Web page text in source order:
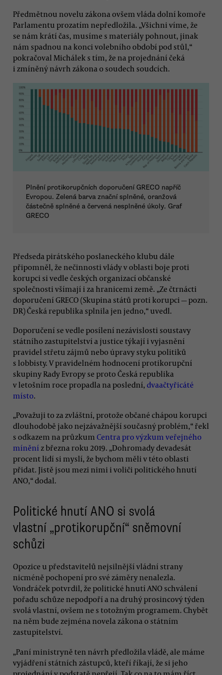
Předmětnou novelu zákona ovšem vláda dolní komoře
Parlamentu prozatím nepředložila. „Všichni víme, že
se nám krátí čas, musíme s materiály pohnout, jinak
nám spadnou na konci volebního období pod stůl,“
pokračoval Michálek s tím, že na projednání čeká
i zmíněný návrh zákona o soudech soudcích.
Plnění protikorupčních doporučení GRECO napříč
Evropou. Zelená barva znační splněné, oranžová
částečně splněné a červená nesplněné úkoly. Graf
GRECO
Předseda pirátského poslaneckého klubu dále
připomněl, že nečinnosti vlády v oblasti boje proti
korupci si vedle českých organizací občanské
společnosti všímají i za hranicemi země. „Ze čtrnácti
doporučení GRECO (Skupina států proti korupci — pozn.
DR) Česká republika splnila jen jedno,“ uvedl.
Doporučení se vedle posílení nezávislosti soustavy
státního zastupitelství a justice týkají i vyjasnění
pravidel střetu zájmů nebo úpravy styku politiků
s lobbisty. V pravidelném hodnocení protikorupční
skupiny Rady Evropy se proto Česká republika
v letošním roce propadla na poslední, dvaačtyřicáté
místo.
„Považuji to za zvláštní, protože občané chápou korupci
dlouhodobě jako nejzávažnější současný problém,“ řekl
s odkazem na průzkum Centra pro výzkum veřejného
mínění z března roku 2019. „Dohromady devadesát
procent lidí si myslí, že bychom měli v této oblasti
přidat. Jistě jsou mezi nimi i voliči politického hnutí
ANO,“ dodal.
Politické hnutí ANO si svolá
vlastní „protikorupční“ sněmovní
schůzi
Opozice u představitelů nejsilnější vládní strany
nicméně pochopení pro své záměry nenalezla.
Vondráček potvrdil, že politické hnutí ANO schválení
pořadu schůze nepodpoří a na druhý prosincový týden
svolá vlastní, ovšem ne s totožným programem. Chybět
na něm bude zejména novela zákona o státním
zastupitelství.
„Paní ministryně ten návrh předložila vládě, ale máme
vyjádření státních zástupců, kteří říkají, že si jeho